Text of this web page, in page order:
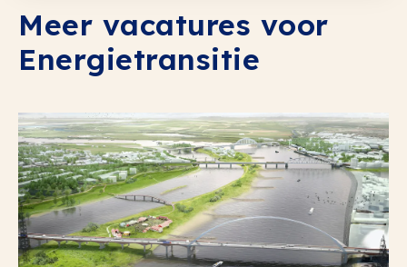
Meer vacatures voor
Energietransitie